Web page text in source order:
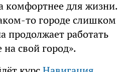
комфортнее для жизни.
то городе слишком
продолжает работать
свой город».